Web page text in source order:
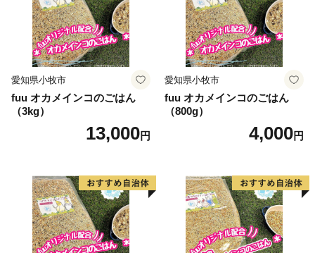
愛知県小牧市
fuu オカメインコのごはん
（3kg）
13,000円
愛知県小牧市
fuu オカメインコのごはん
（800g）
4,000円